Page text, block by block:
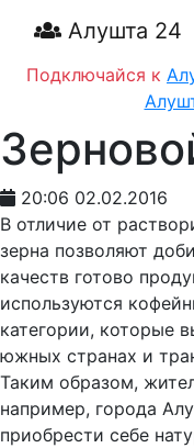
Алушта 24
Подключайся к
20:06 02.02.2016
В отличие от
зерна позволяют
качеств готово
используются
категории, которые
южных странах и
Таким образом,
например, города
приобрести себе